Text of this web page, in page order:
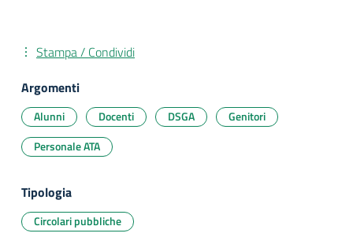
Stampa / Condividi
Argomenti
Alunni Docenti DSGA
Genitori
Personale ATA
Tipologia
Circolari pubbliche